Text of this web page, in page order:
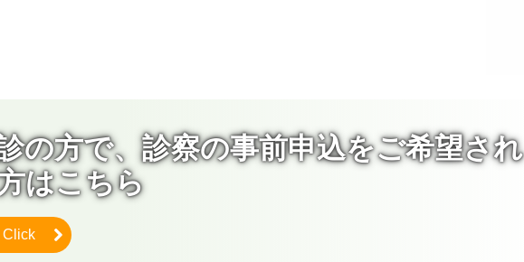
の方で、診察の事前申込をご希望され
はこちら
Click